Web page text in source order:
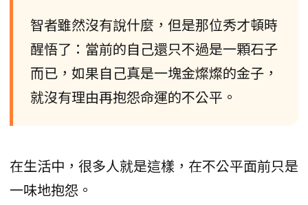
智者雖然沒有說什麼，但是那位秀才頓時
醒悟了：當前的自己還只不過是一顆石子
而已，如果自己真是一塊金燦燦的金子，
就沒有理由再抱怨命運的不公平。
在生活中，很多人就是這樣，在不公平面前只是
一味地抱怨。